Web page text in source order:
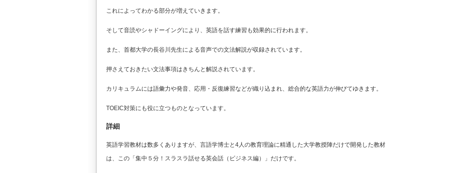
これによってわかる部分が増えていきます。
そして音読やシャドーイングにより、英語を話す練習も効果的に行われます。
また、首都大学の長谷川先生による音声での文法解説が収録されています。
押さえておきたい文法事項はきちんと解説されています。
カリキュラムには語彙力や発音、応用・反復練習などが織り込まれ、総合的な英語力が伸びてゆきます。
TOEIC対策にも役に立つものとなっています。
詳細
英語学習教材は数多くありますが、言語学博士と4人の教育理論に精通した大学教授陣だけで開発した教材
は、この「集中５分！スラスラ話せる英会話（ビジネス編）」だけです。